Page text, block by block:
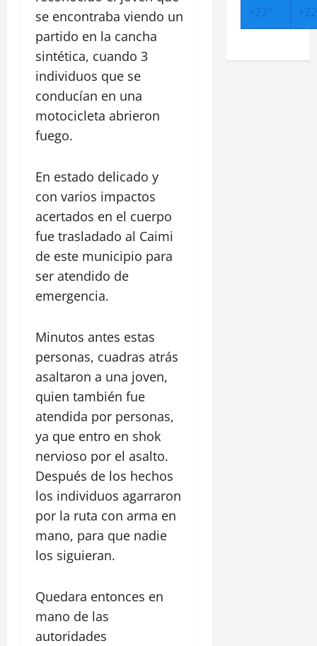
se encontraba viendo un
partido en la cancha
sintética, cuando 3
individuos que se
conducían en una
motocicleta abrieron
fuego.
En estado delicado y
con varios impactos
acertados en el cuerpo
fue trasladado al Caimi
de este municipio para
ser atendido de
emergencia.
Minutos antes estas
personas, cuadras atrás
asaltaron a una joven,
quien también fue
atendida por personas,
ya que entro en shok
nervioso por el asalto.
Después de los hechos
los individuos agarraron
por la ruta con arma en
mano, para que nadie
los siguieran.
Quedara entonces en
mano de las
autoridades
+23° +